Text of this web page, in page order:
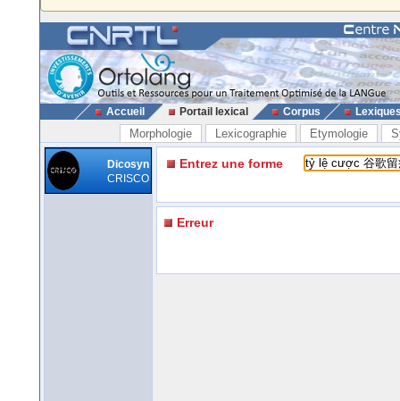
Accueil Portail lexical Corpus
Morphologie Lexicographie Etymologie
Dicosyn
CRISCO
Entrez une forme
Erreur